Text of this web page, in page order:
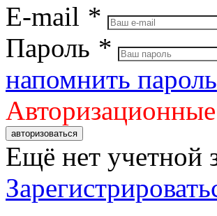
E-mail *
Пароль *
напомнить пароль
авторизоваться
Ещё нет учетной